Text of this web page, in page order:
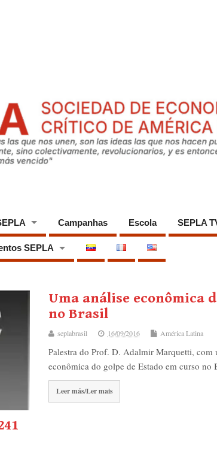
Campanhas Escola SEPLA
SEPLA
Uma análise econômica
no Brasil
seplabrasil 16/09/2016 América Latina
Palestra do Prof. D. Adalmir Marquetti, com
econômica do golpe de Estado em curso no
Leer más/Ler mais